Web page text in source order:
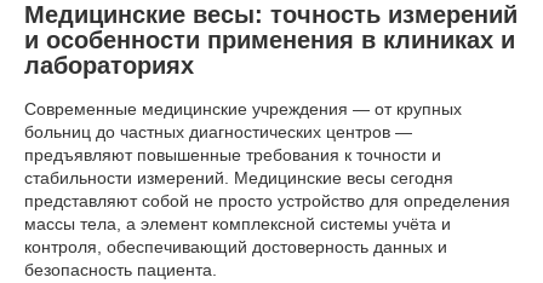
Медицинские весы: точность измерений
и особенности применения в клиниках и
лабораториях
Современные медицинские учреждения — от крупных
больниц до частных диагностических центров —
предъявляют повышенные требования к точности и
стабильности измерений. Медицинские весы сегодня
представляют собой не просто устройство для определения
массы тела, а элемент комплексной системы учёта и
контроля, обеспечивающий достоверность данных и
безопасность пациента.